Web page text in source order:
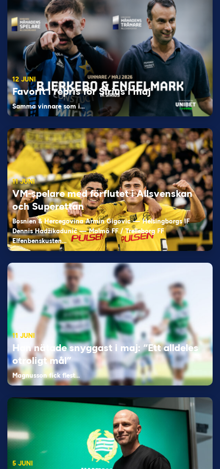
12 JUNI
Favorit i repris för Sirius i maj
Samma vinnare som i…
11 JUNI
VM-spelare med förflutet i Allsvenskan
och Superettan
Bosnien & Hercegovina Armin Gigovic — Helsingborgs IF
Dennis Hadžikadunić — Malmö FF / Trelleborg FF
Elfenbenskusten…
11 JUNI
Han nätade snyggast i maj: “Ett alldeles
otroligt mål”
Magnusson fick flest…
5 JUNI